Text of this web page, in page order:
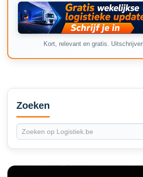
Kort, relevant en gratis.
Secondary
Sidebar
Zoeken